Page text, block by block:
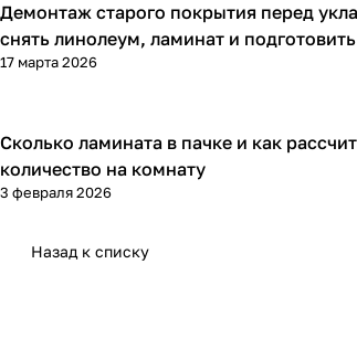
Напольные покрытия
Демонтаж старого покрытия перед
снять линолеум, ламинат и
17 марта 2026
Напольные покрытия
Сколько ламината в пачке и как
количество на комнату
3 февраля 2026
Назад к списку